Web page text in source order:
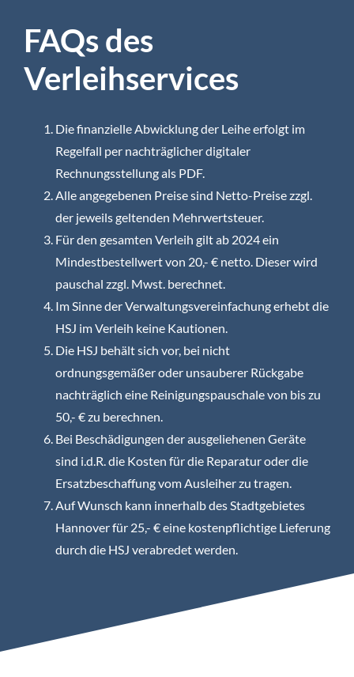
FAQs des
Verleihservices
Die finanzielle Abwicklung der Leihe erfolgt im
Regelfall per nachträglicher digitaler
Rechnungsstellung als PDF.
Alle angegebenen Preise sind Netto-Preise zzgl.
der jeweils geltenden Mehrwertsteuer.
Für den gesamten Verleih gilt ab 2024 ein
Mindestbestellwert von 20,- € netto. Dieser wird
pauschal zzgl. Mwst. berechnet.
Im Sinne der Verwaltungsvereinfachung erhebt die
HSJ im Verleih keine Kautionen.
Die HSJ behält sich vor, bei nicht
ordnungsgemäßer oder unsauberer Rückgabe
nachträglich eine Reinigungspauschale von bis zu
50,- € zu berechnen.
Bei Beschädigungen der ausgeliehenen Geräte
sind i.d.R. die Kosten für die Reparatur oder die
Ersatzbeschaffung vom Ausleiher zu tragen.
Auf Wunsch kann innerhalb des Stadtgebietes
Hannover für 25,- € eine kostenpflichtige Lieferung
durch die HSJ verabredet werden.